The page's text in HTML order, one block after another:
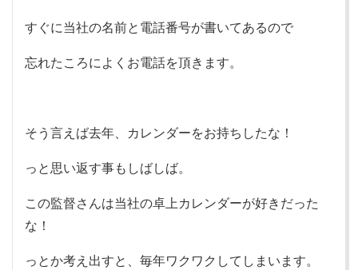
すぐに当社の名前と電話番号が書いてあるので
忘れたころによくお電話を頂きます。
そう言えば去年、カレンダーをお持ちしたな！
っと思い返す事もしばしば。
この監督さんは当社の卓上カレンダーが好きだった
な！
っとか考え出すと、毎年ワクワクしてしまいます。